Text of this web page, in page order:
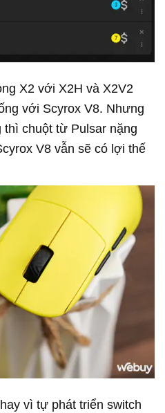
X2 với X2H và X2V2
với Scyrox V8. Nhưng
chuột từ Pulsar nặng
V8 vẫn sẽ có lợi thế
vì tự phát triển switch